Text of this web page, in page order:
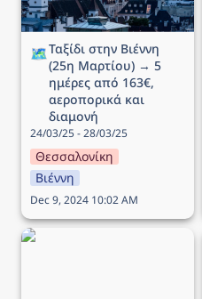
🗺️Ταξίδι στην Βιέννη
(25η Μαρτίου) → 5
ημέρες από 163€,
αεροπορικά και
διαμονή
24/03/25 - 28/03/25
Θεσσαλονίκη
Βιέννη
Dec 9, 2024 10:02 AM
Ταξίδι στην Στοκχόλμη →